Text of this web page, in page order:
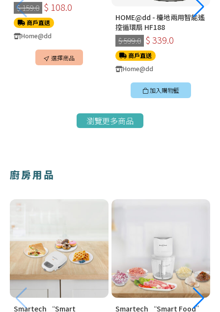
$ 159.0 $ 108.0
商戶直送
Home@dd
選擇商品
HOME@dd - 檯地兩用智能遙
控循環扇 HF188
$ 599.0 $ 339.0
商戶直送
Home@dd
加入購物籃
瀏覽更多商品
廚房用品
Smartech “Smart
Smartech “Smart Food”